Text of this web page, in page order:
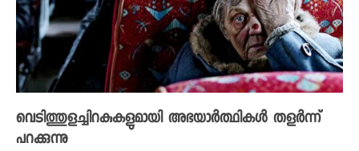
വെടിത്തുളച്ചിറകുകളുമായി അഭയാർത്ഥികള്‍ തളര്‍ന്ന്
പറക്കുന്നു